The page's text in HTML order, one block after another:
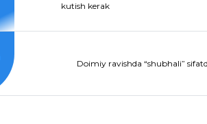
kutish kerak
Doimiy ravishda “shubhali”